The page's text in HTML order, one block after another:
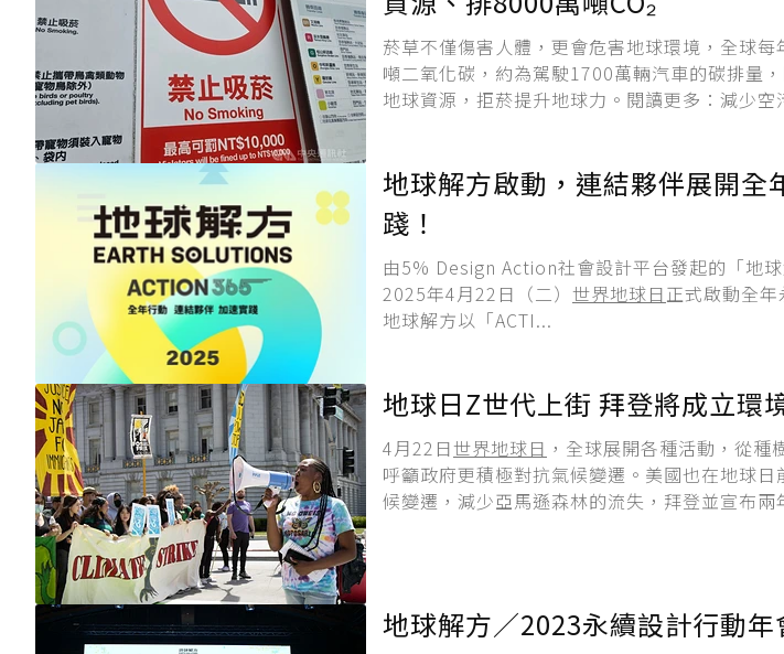
菸草不僅傷害人體，更會危害地球環境，全球
噸二氧化碳，約為駕駛1700萬輛汽車的碳排量
地球資源，拒菸提升地球力。閱讀更多：減少空
地球解方啟動，連結夥伴展開全
踐！
由5% Design Action社會設計平台發起的「地
2025年4月22日（二） 世界地球日正式啟動全年
地球解方以「ACTI...
地球日Z世代上街 拜登將成立環
4月22日世界地球日 ，全球展開各種活動，從種
呼籲政府更積極對抗氣候變遷。美國也在地球
候變遷，減少亞馬遜森林的流失，拜登並宣布兩
地球解方／2023永續設計行動年